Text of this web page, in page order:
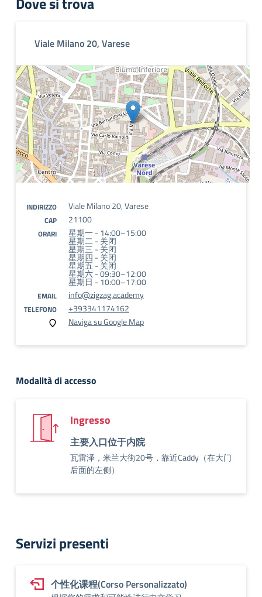
Viale Milano 20, Varese
INDIRIZZO Viale Milano 20, Varese
CAP 21100
ORARI 星期一 - 14:00–15:00
星期二 - 关闭
星期三 - 关闭
星期四 - 关闭
星期五 - 关闭
星期六 - 09:30–12:00
星期日 - 10:00–17:00
EMAIL info@zigzag.academy
TELEFONO
+393341174162
Naviga su Google Map
Modalità di accesso
Ingresso
主要入口位于内院
瓦雷泽，米兰大街20号，靠近Caddy（在大门
后面的左侧）
Servizi presenti
个性化课程(Corso Personalizzato)